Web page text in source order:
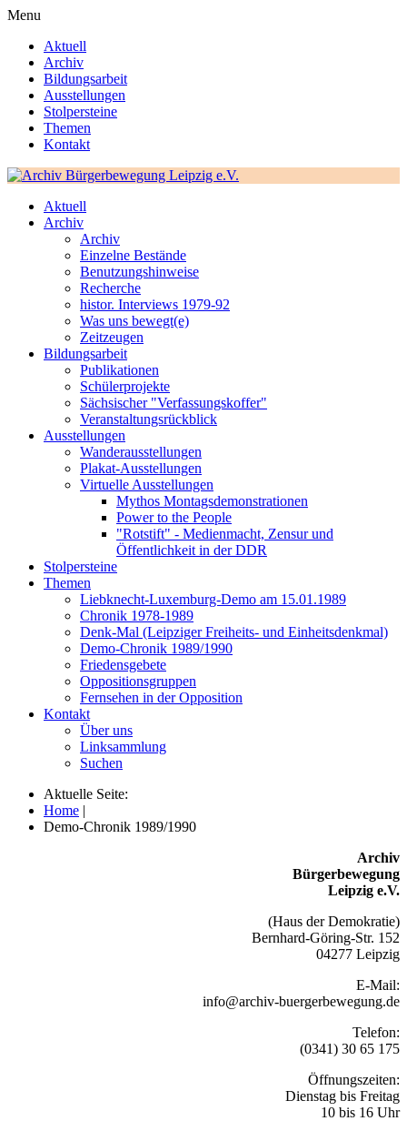
Menu
Aktuell
Archiv
Bildungsarbeit
Ausstellungen
Stolpersteine
Themen
Kontakt
Aktuell
Archiv
Archiv
Einzelne Bestände
Benutzungshinweise
Recherche
histor. Interviews 1979-92
Was uns bewegt(e)
Zeitzeugen
Bildungsarbeit
Publikationen
Schülerprojekte
Sächsischer "Verfassungskoffer"
Veranstaltungsrückblick
Ausstellungen
Wanderausstellungen
Plakat-Ausstellungen
Virtuelle Ausstellungen
Mythos Montagsdemonstrationen
Power to the People
"Rotstift" - Medienmacht, Zensur und
Öffentlichkeit in der DDR
Stolpersteine
Themen
Liebknecht-Luxemburg-Demo am 15.01.1989
Chronik 1978-1989
Denk-Mal (Leipziger Freiheits- und Einheitsdenkmal)
Demo-Chronik 1989/1990
Friedensgebete
Oppositionsgruppen
Fernsehen in der Opposition
Kontakt
Über uns
Linksammlung
Suchen
Aktuelle Seite:
Home |
Demo-Chronik 1989/1990
Archiv
Bürgerbewegung
Leipzig e.V.
(Haus der Demokratie)
Bernhard-Göring-Str. 152
04277 Leipzig
E-Mail:
info@archiv-buergerbewegung.de
Telefon:
(0341) 30 65 175
Öffnungszeiten:
Dienstag bis Freitag
10 bis 16 Uhr